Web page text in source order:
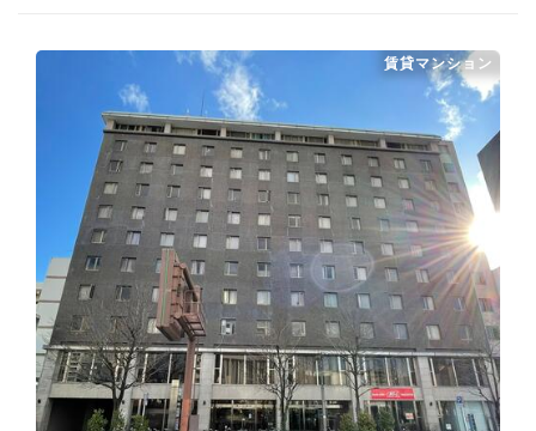
賃貸マンション